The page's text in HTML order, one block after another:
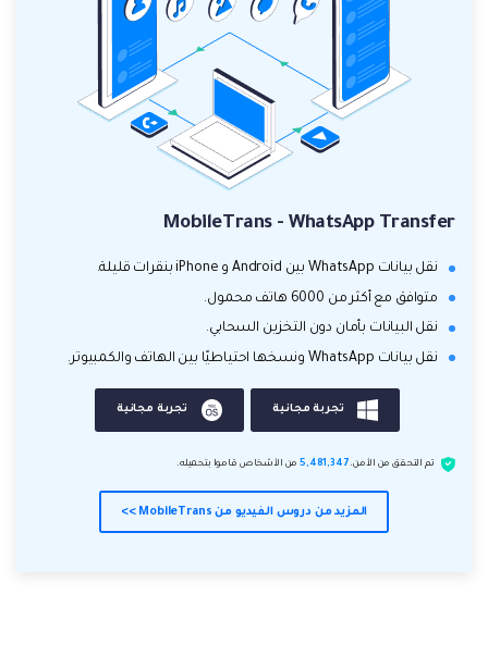
MobileTrans - WhatsApp Transfer
نقل بيانات WhatsApp بين Android و iPhone بنقرات قليلة.
متوافق مع أكثر من 6000 هاتف محمول.
نقل البيانات بأمان دون التخزين السحابي.
نقل بيانات WhatsApp ونسخها احتياطيًا بين الهاتف والكمبيوتر.
تجربة مجانية تجربة مجانية
تم التحقق من الأمن.5,481,347 من الأشخاص قاموا بتحميله.
المزيد من دروس الفيديو من MobileTrans >>